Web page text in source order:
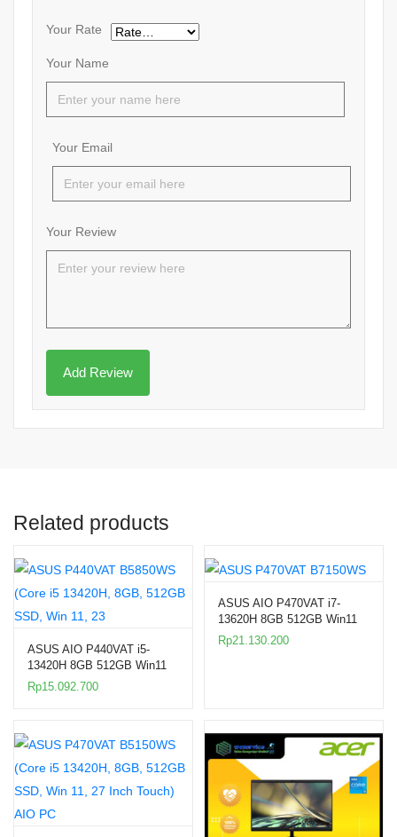
Your Name
Your Email
Your Rate
Your Review
Related products
ASUS AIO P440VAT i5-
13420H 8GB 512GB Win11
23.8″ Touch
Rp15.092.700
ASUS AIO P470VAT i7-
13620H 8GB 512GB Win11
27″ Touc
Rp21.130.200